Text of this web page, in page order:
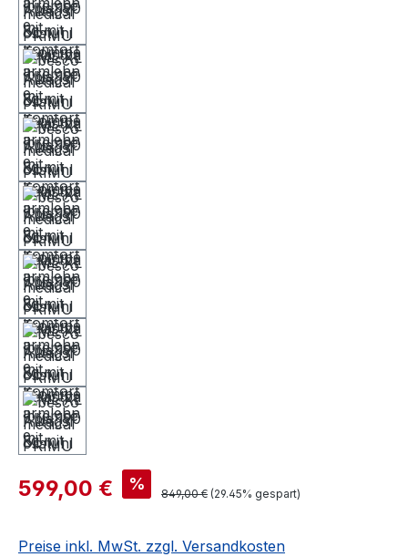
599,00 € %
849,00 € (29.45% gespart)
Preise inkl. MwSt. zzgl. Versandkosten